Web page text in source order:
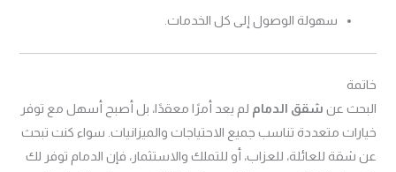
سهولة الوصول إلى كل الخدمات.
خاتمة
البحث عن شقق الدمام لم يعد أمرًا معقدًا، بل أصبح أسهل مع توفر
خيارات متعددة تناسب جميع الاحتياجات والميزانيات. سواء كنت تبحث
عن شقة للعائلة، للعزاب، أو للتملك والاستثمار، فإن الدمام توفر لك